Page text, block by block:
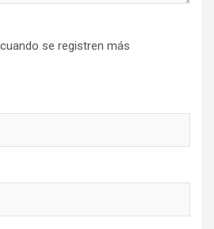
se registren más